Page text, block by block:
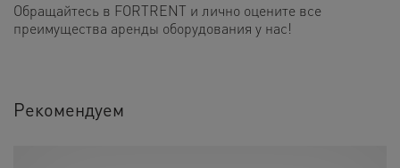
Обращайтесь в FORTRENT и лично оцените все
преимущества аренды оборудования у нас!
Рекомендуем